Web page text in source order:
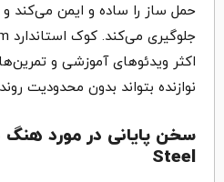
حمل ساز را ساده و ایمن
اکثر ویدئوهای آموزشی و
نوازنده بتواند بدون محدودیت
Steel